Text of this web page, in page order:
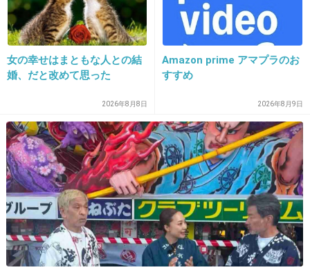
19. 匿名2026/06/02(火) 14:33:04
>>1
戦国の武将なんて30そこそこで
厳しい時代の中、死んでいく
一生、おせんべいとヤクルト片手にガルちゃんやってなさい！
+1 -36
20. 匿名 2026/06/02(火) 14:33:06
世ク
+0 -2
女の幸せはまともな人との結
婚、だと改めて思った
2026年8月8日
Amazon prime アマプラのお
すすめ
2026年8月9日